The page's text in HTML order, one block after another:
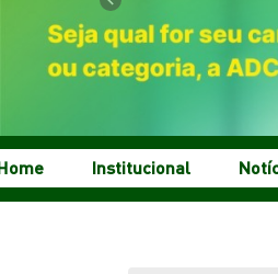
Previous
Institucional